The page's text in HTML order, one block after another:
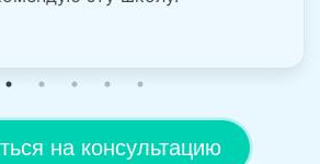
на консультацию